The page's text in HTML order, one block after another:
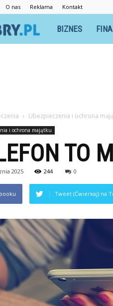
O nas Reklama Kontakt
Blubry.pl
BIZNES
Ubezpieczenia i ochrona
i ochrona majątku
TO
2025 244 0
Tweet (Ćwierkaj) na